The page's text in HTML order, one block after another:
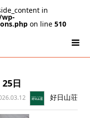
in
wp-
on line 510
日
好日山荘